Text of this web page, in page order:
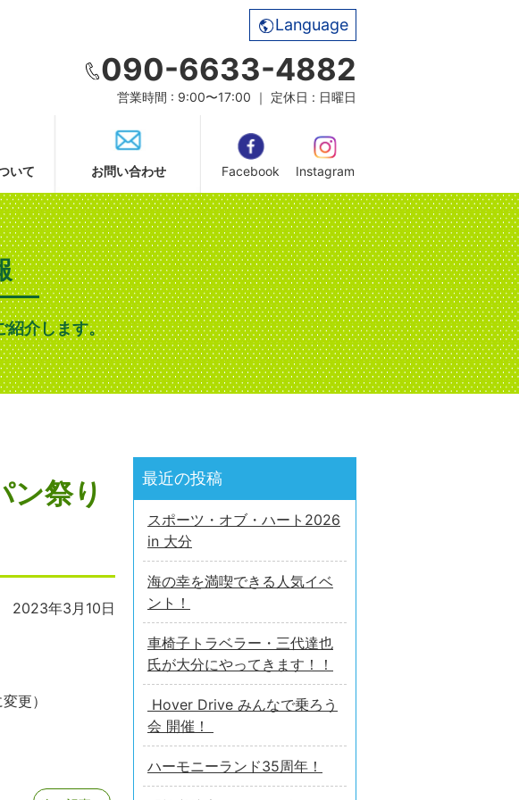
Language
090-6633-4882
営業時間 : 9:00〜17:00 ｜ 定休日 : 日曜日
いて お問い合わせ Facebook Instagram
紹介します。
ン祭り
2023年3月10日
更）
最近の投稿
スポーツ・オブ・ハート2026
in 大分
海の幸を満喫できる人気イベ
ント！
車椅子トラベラー・三代達也
氏が大分にやってきます！！
Hover Drive みんなで乗ろう
会 開催！
ハーモニーランド35周年！